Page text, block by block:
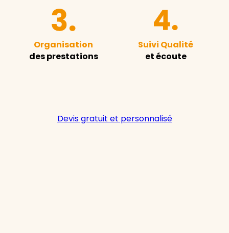
Organisation
des prestations
Suivi Qualité
et écoute
Devis gratuit et personnalisé